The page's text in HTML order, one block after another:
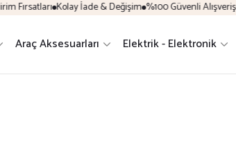
Fırsatları Kolay İade & Değişim %100 Güvenli Alışveriş
Araç Aksesuarları Elektrik - Elektronik